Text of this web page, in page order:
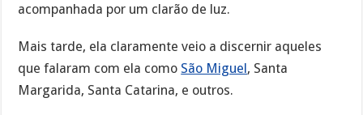
acompanhada por um clarão de luz.
Mais tarde, ela claramente veio a discernir aqueles
que falaram com ela como São Miguel , Santa
Margarida, Santa Catarina, e outros.